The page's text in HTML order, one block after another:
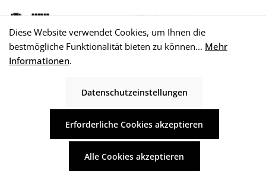
Alle Preise inkl. gesetzl. Mehrwertsteuer zzgl.Versandkosten
Diese Website verwendet Cookies, um Ihnen die
bestmögliche Funktionalität bieten zu können... Mehr
Informationen.
Datenschutzeinstellungen
Erforderliche Cookies akzeptieren
Alle Cookies akzeptieren